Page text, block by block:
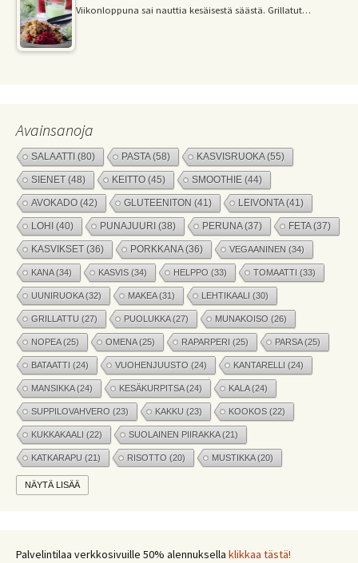
Viikonloppuna sai nauttia kesäisestä säästä. Grillatut…
Avainsanoja
SALAATTI (80) PASTA(58) KASVISRUOKA(55)
SIENET (48) KEITTO (45) SMOOTHIE (44)
AVOKADO (42) GLUTEENITON (41) LEIVONTA(41)
LOHI (40) PUNAJUURI (38) PERUNA(37) FETA(37)
KASVIKSET (36) PORKKANA(36) VEGAANINEN (34)
KANA(34) KASVIS (34) HELPPO (33) TOMAATTI (33)
UUNIRUOKA(32) MAKEA(31) LEHTIKAALI (30)
GRILLATTU (27) PUOLUKKA(27) MUNAKOISO (26)
NOPEA(25) OMENA(25) RAPARPERI (25) PARSA(25)
BATAATTI (24) VUOHENJUUSTO (24) KANTARELLI (24)
MANSIKKA(24) KESÄKURPITSA(24) KALA(24)
SUPPILOVAHVERO (23) KAKKU (23) KOOKOS (22)
KUKKAKAALI (22) SUOLAINEN PIIRAKKA(21)
KATKARAPU (21) RISOTTO (20) MUSTIKKA(20)
MARJAT(19)
JÄLKIRUOKA (17) PAPRIKA (17) COUSCOUS (17)
NÄYTÄ LISÄÄ
Palvelintilaa verkkosivuille 50% alennuksella klikkaa tästä!